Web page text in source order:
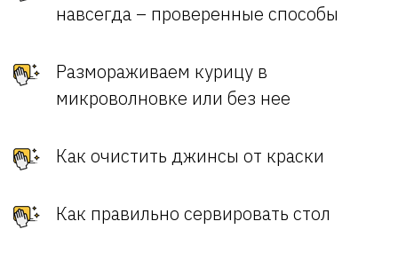
навсегда – проверенные способы
Размораживаем курицу в
микроволновке или без нее
Как очистить джинсы от краски
Как правильно сервировать стол